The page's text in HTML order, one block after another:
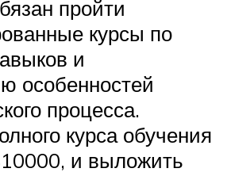
пройти
курсы по
и
особенностей
процесса.
курса обучения
и выложить